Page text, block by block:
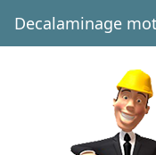
Decalaminage